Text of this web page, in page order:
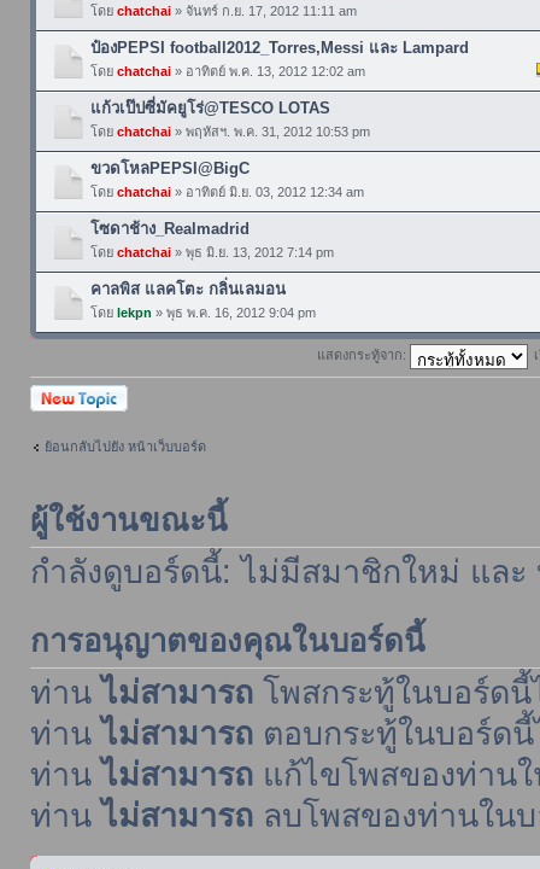
โดย chatchai» จันทร์ ก.ย. 17, 2012 11:11 am
ป๋องPEPSI football2012_Torres,Messi และ Lampard
โดย chatchai» อาทิตย์ พ.ค. 13, 2012 12:02 am
แก้วเป๊ปซี่มัคยูโร่@TESCO LOTAS
โดย chatchai» พฤหัสฯ. พ.ค. 31, 2012 10:53 pm
ขวดโหลPEPSI@BigC
โดย chatchai» อาทิตย์ มิ.ย. 03, 2012 12:34 am
โซดาช้าง_Realmadrid
โดย chatchai» พุธ มิ.ย. 13, 2012 7:14 pm
คาลพิส แลคโตะ กลิ่นเลมอน
โดย lekpn » พุธ พ.ค. 16, 2012 9:04 pm
แสดงกระทู้จาก:
ตั้งกระทู้ใหม่
ย้อนกลับไปยัง หน้าเว็บบอร์ด
ผู้ใช้งานขณะนี้
กำลังดูบอร์ดนี้: ไม่มีสมาชิกใหม่ แล
การอนุญาตของคุณในบอร์ดนี้
ท่าน ไม่สามารถโพสกระทู้ในบอร์ดนี้
ท่าน ไม่สามารถตอบกระทู้ในบอร์ดนี้
ท่าน ไม่สามารถแก้ไขโพสของท่าน
ท่าน ไม่สามารถลบโพสของท่านใน